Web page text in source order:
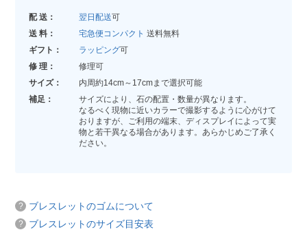
配 送： 翌日配送可
送 料：
宅急便コンパクト 送料無料
ギフト：
ラッピング可
修 理：
修理可
サイズ：
内周約14cm～17cmまで選択可能
補足：
サイズにより、石の配置・数量が異なります。
なるべく現物に近いカラーで撮影するように心がけて
おりますが、ご利用の端末、ディスプレイによって実
物と若干異なる場合があります。あらかじめご了承く
ださい。
ブレスレットのゴムについて
ブレスレットのサイズ目安表